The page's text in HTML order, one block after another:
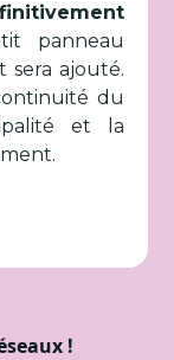
panneau
ajouté.
du
et la
!